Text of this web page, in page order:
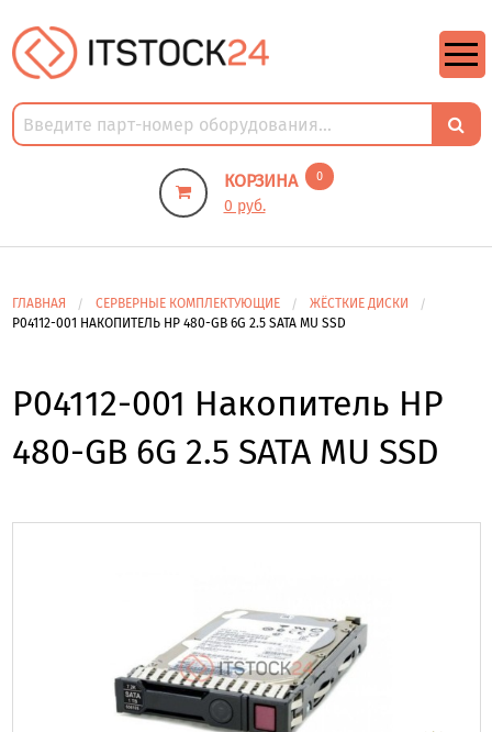
КОРЗИНА 0
0 руб.
ГЛАВНАЯ СЕРВЕРНЫЕ КОМПЛЕКТУЮЩИЕ
ЖЁСТКИЕ ДИСКИ
P04112-001 НАКОПИТЕЛЬ HP 480-GB 6G 2.5 SATA MU SSD
P04112-001 Накопитель HP
480-GB 6G 2.5 SATA MU SSD